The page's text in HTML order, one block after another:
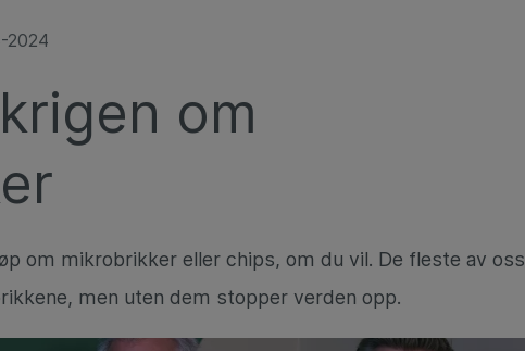
2024
om
om mikrobrikker eller chips, om du vil. De fleste av oss
men uten dem stopper verden opp.